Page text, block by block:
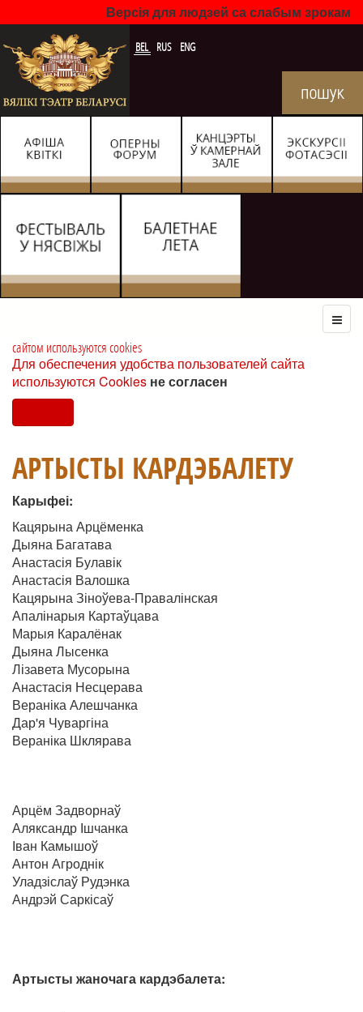
Версія для людзей са слабым зрокам
BEL RUS ENG
сайтом используются cookies
Для обеспечения удобства пользователей сайта
используются Cookies не согласен
АРТЫСТЫ КАРДЭБАЛЕТУ
Карыфеі:
Кацярына Арцёменка
Дыяна Багатава
Анастасія Булавік
Анастасія Валошка
Кацярына Зіноўева-Правалінская
Апалінарыя Картаўцава
Марыя Каралёнак
Дыяна Лысенка
Лізавета Мусорына
Анастасія Несцерава
Вераніка Алешчанка
Дар'я Чуваргіна
Вераніка Шклярава
Арцём Задворнаў
Аляксандр Ішчанка
Іван Камышоў
Антон Агроднік
Уладзіслаў Рудэнка
Андрэй Саркісаў
Артысты жаночага кардэбалета: